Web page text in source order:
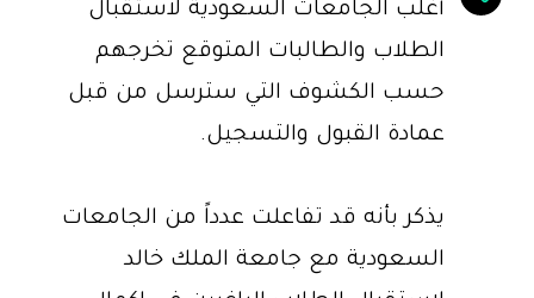
أغلب الجامعات السعودية لاستقبال
الطلاب والطالبات المتوقع تخرجهم
حسب الكشوف التي سترسل من قبل
عمادة القبول والتسجيل.
يذكر بأنه قد تفاعلت عدداً من الجامعات
السعودية مع جامعة الملك خالد